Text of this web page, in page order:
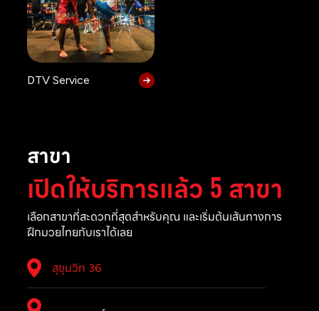
DTV Service
สาขา
เปิดให้บริการแล้ว 5 สาขา
เลือกสาขาที่สะดวกที่สุดสำหรับคุณ และเริ่มต้นเส้นทางการ
ฝึกมวยไทยกับเราได้เลย
สุขุมวิท 36